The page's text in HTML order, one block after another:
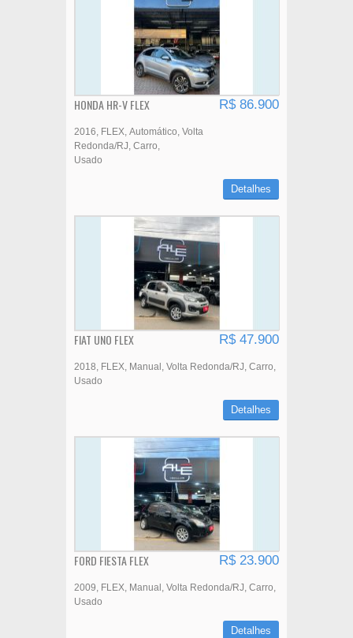
HONDA HR-V FLEX R$ 86.900
2016 FLEX Automático Volta
Redonda/RJ Carro
Usado
Detalhes
FIAT UNO FLEX R$ 47.900
2018 FLEX Manual Volta Redonda/RJ Carro
Usado
Detalhes
FORD FIESTA FLEX R$ 23.900
2009 FLEX Manual Volta Redonda/RJ Carro
Usado
Detalhes